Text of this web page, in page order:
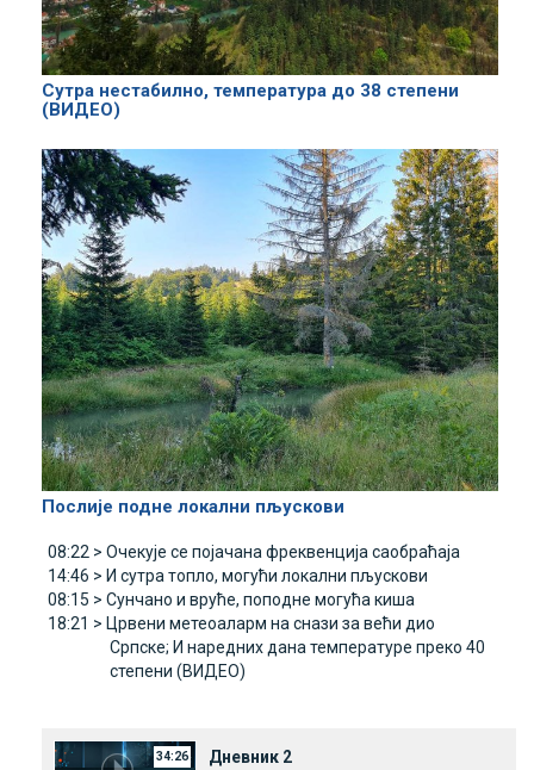
Сутра нестабилно, температура до 38 степени
(ВИДЕО)
Послије подне локални пљускови
08:22 > Очекује се појачана фреквенција саобраћаја
14:46 > И сутра топло, могући локални пљускови
08:15 > Сунчано и вруће, поподне могућа киша
18:21 > Црвени метеоаларм на снази за већи дио
Српске; И наредних дана температуре преко 40
степени (ВИДЕО)
34:26
Дневник 2